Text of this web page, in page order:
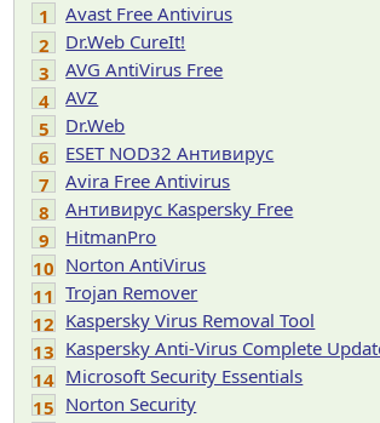
1
Avast Free Antivirus
2
Dr.Web CureIt!
3
AVG AntiVirus Free
4
AVZ
5
Dr.Web
6
ESET NOD32 Антивирус
7
Avira Free Antivirus
8
Антивирус Kaspersky Free
9
HitmanPro
10 Norton AntiVirus
11 Trojan Remover
12 Kaspersky Virus Removal Tool
13 Kaspersky Anti-Virus Complete
14 Microsoft Security Essentials
15 Norton Security